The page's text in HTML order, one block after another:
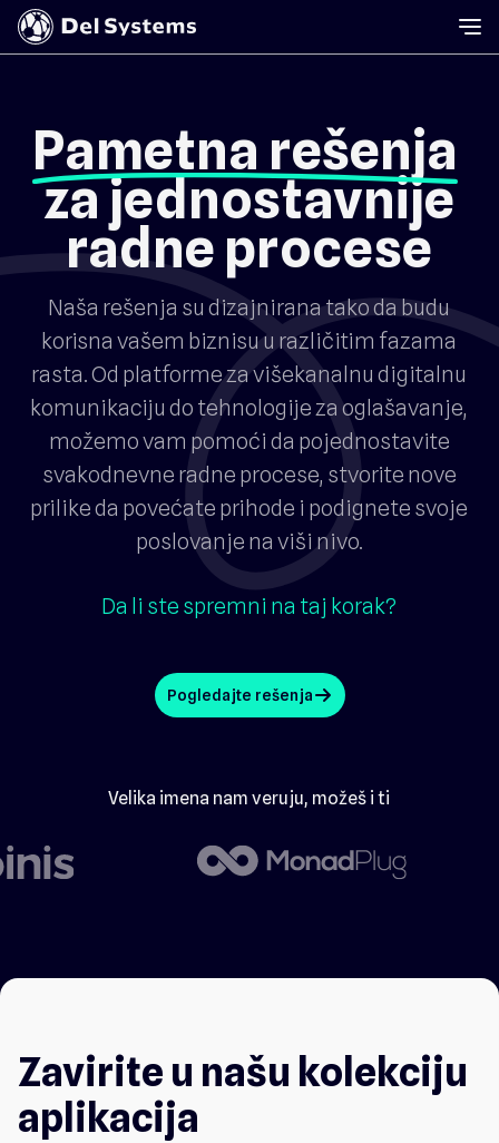
Pametna rešenja
za jednostavnije
radne procese
Naša rešenja su dizajnirana tako da budu
korisna vašem biznisu u različitim fazama
rasta. Od platforme za višekanalnu digitalnu
komunikaciju do tehnologije za oglašavanje,
možemo vam pomoći da pojednostavite
svakodnevne radne procese, stvorite nove
prilike da povećate prihode i podignete svoje
poslovanje na viši nivo.
Da li ste spremni na taj korak?
Pogledajte rešenjaarrow_up
Velika imena nam veruju, možeš i ti
Zavirite u našu kolekciju
aplikacija